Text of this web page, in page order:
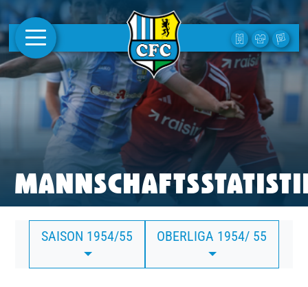
AKTUELLES
1. MANNSCHAFT
FRAUEN
CAMPUS
CLUB
CLUBMITGLIEDSCHAFT
BUSINESS
SAISON 1954/55 OBERLIGA 1954/ 55